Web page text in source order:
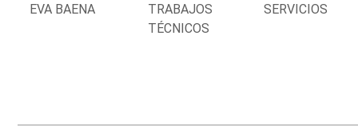
EVA BAENA
TRABAJOS
TÉCNICOS
SERVICIOS